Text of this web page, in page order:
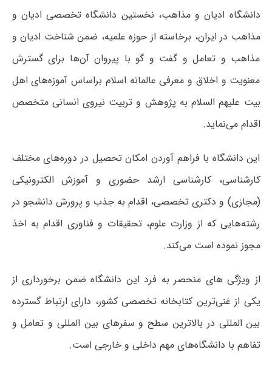
دانشگاه ادیان و مذاهب، نخستین دانشگاه تخصصی ادیان و
مذاهب در ایران، برخاسته از حوزه علمیه، ضمن شناخت ادیان و
مذاهب و تعامل و گفت و گو با پیروان آن‌ها برای گسترش
معنویت و اخلاق و معرفی عالمانه اسلام براساس آموزه‌های اهل
بیت علیهم السلام به پژوهش و تربیت نیروی انسانی متخصص
اقدام می‌نماید.
این دانشگاه با فراهم آوردن امکان تحصیل در دوره‌های مختلف
کارشناسی، کارشناسی ارشد حضوری و آموزش الکترونیکی
(مجازی) و دکتری تخصصی، اقدام به جذب و پرورش دانشجو در
رشته‌هایی که از وزارت علوم، تحقیقات و فناوری اقدام به اخذ
مجوز نموده است می‌کند.
از ویژگی های منحصر به فرد این دانشگاه ضمن برخورداری از
یکی از غنی‌ترین کتابخانه تخصصی کشور، دارای ارتباط گسترده
بین المللی در بالاترین سطح و سفرهای بین المللی و تعامل و
تفاهم با دانشگاه‌های مهم داخلی و خارجی است.